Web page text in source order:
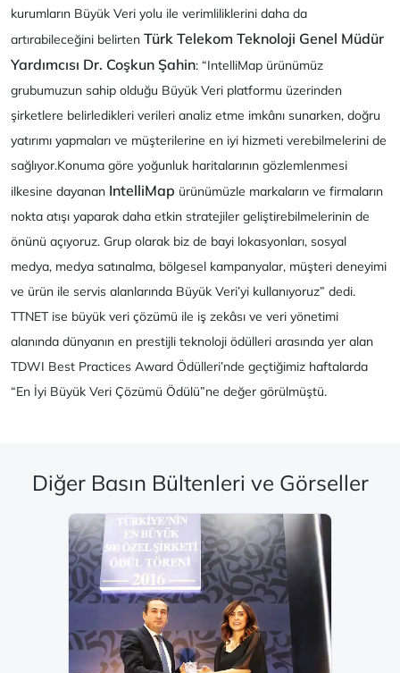
kurumların Büyük Veri yolu ile verimliliklerini daha da
artırabileceğini belirten Türk Telekom Teknoloji Genel Müdür
Yardımcısı Dr. Coşkun Şahin: “IntelliMap ürünümüz
grubumuzun sahip olduğu Büyük Veri platformu üzerinden
şirketlere belirledikleri verileri analiz etme imkânı sunarken, doğru
yatırımı yapmaları ve müşterilerine en iyi hizmeti verebilmelerini de
sağlıyor.Konuma göre yoğunluk haritalarının gözlemlenmesi
ilkesine dayanan IntelliMap ürünümüzle markaların ve firmaların
nokta atışı yaparak daha etkin stratejiler geliştirebilmelerinin de
önünü açıyoruz. Grup olarak biz de bayi lokasyonları, sosyal
medya, medya satınalma, bölgesel kampanyalar, müşteri deneyimi
ve ürün ile servis alanlarında Büyük Veri’yi kullanıyoruz” dedi.
TTNET ise büyük veri çözümü ile iş zekâsı ve veri yönetimi
alanında dünyanın en prestijli teknoloji ödülleri arasında yer alan
TDWI Best Practices Award Ödülleri’nde geçtiğimiz haftalarda
“En İyi Büyük Veri Çözümü Ödülü”ne değer görülmüştü. ​​ ​​​​​​​​​​​​
Diğer Basın Bültenleri ve Görseller